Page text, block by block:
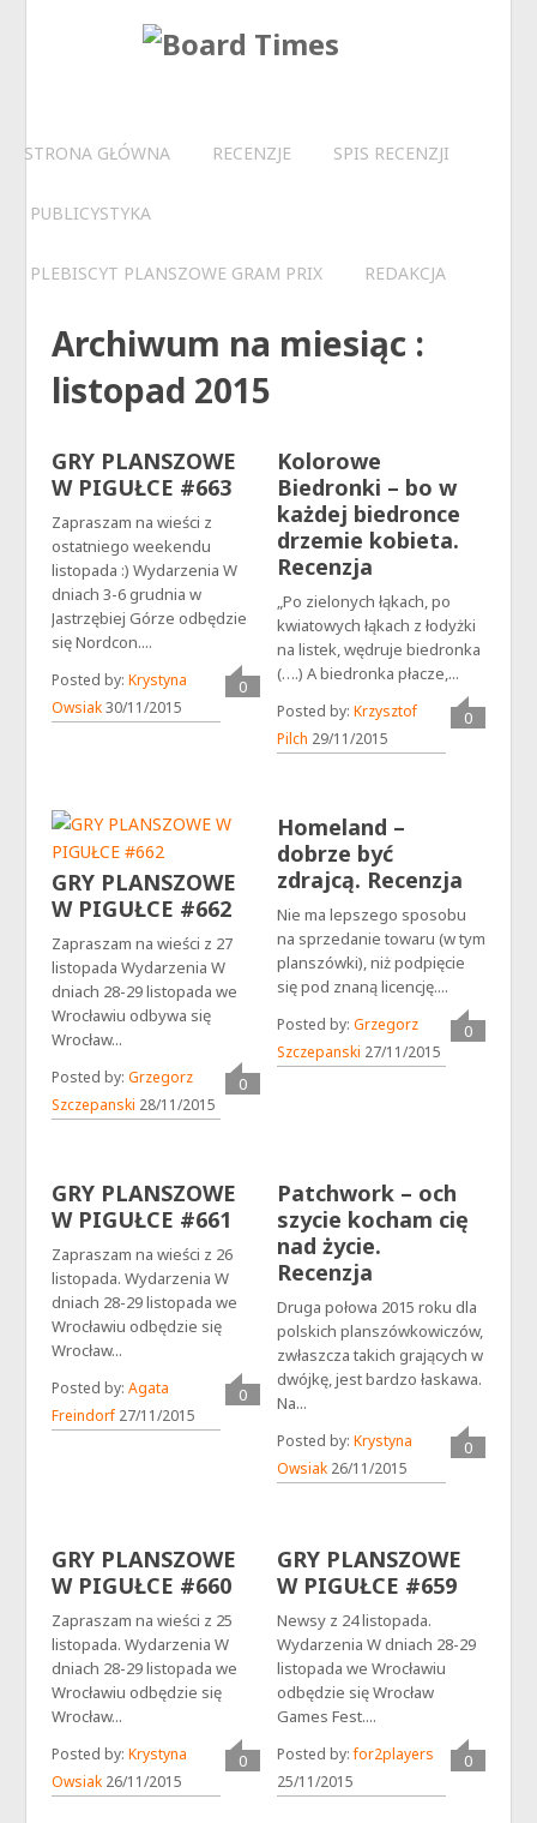
STRONA GŁÓWNA RECENZJE SPIS RECENZJI
PUBLICYSTYKA
PLEBISCYT PLANSZOWE GRAM PRIX REDAKCJA
Archiwum na miesiąc :
listopad 2015
GRY PLANSZOWE
W PIGUŁCE #663
Zapraszam na wieści z
ostatniego weekendu
listopada :) Wydarzenia W
dniach 3-6 grudnia w
Jastrzębiej Górze odbędzie
się Nordcon....
Posted by: Krystyna
Owsiak 30/11/2015
0
Kolorowe
Biedronki – bo w
każdej biedronce
drzemie kobieta.
Recenzja
„Po zielonych łąkach, po
kwiatowych łąkach z łodyżki
na listek, wędruje biedronka
(….) A biedronka płacze,...
Posted by:Krzysztof
Pilch 29/11/2015
0
GRY PLANSZOWE
W PIGUŁCE #662
Zapraszam na wieści z 27
listopada Wydarzenia W
dniach 28-29 listopada we
Wrocławiu odbywa się
Wrocław...
Posted by: Grzegorz
Szczepanski 28/11/2015
0
Homeland –
dobrze być
zdrajcą. Recenzja
Nie ma lepszego sposobu
na sprzedanie towaru (w tym
planszówki), niż podpięcie
się pod znaną licencję....
Posted by:Grzegorz
Szczepanski 27/11/2015
0
GRY PLANSZOWE
W PIGUŁCE #661
Zapraszam na wieści z 26
listopada. Wydarzenia W
dniach 28-29 listopada we
Wrocławiu odbędzie się
Wrocław...
Posted by: Agata
Freindorf 27/11/2015
0
Patchwork – och
szycie kocham cię
nad życie.
Recenzja
Druga połowa 2015 roku dla
polskich planszówkowiczów,
zwłaszcza takich grających w
dwójkę, jest bardzo łaskawa.
Na...
Posted by:Krystyna
Owsiak 26/11/2015
0
GRY PLANSZOWE
W PIGUŁCE #660
Zapraszam na wieści z 25
listopada. Wydarzenia W
dniach 28-29 listopada we
Wrocławiu odbędzie się
Wrocław...
Posted by: Krystyna
Owsiak 26/11/2015
0
GRY PLANSZOWE
W PIGUŁCE #659
Newsy z 24 listopada.
Wydarzenia W dniach 28-29
listopada we Wrocławiu
odbędzie się Wrocław
Games Fest....
Posted by:for2players
25/11/2015
0